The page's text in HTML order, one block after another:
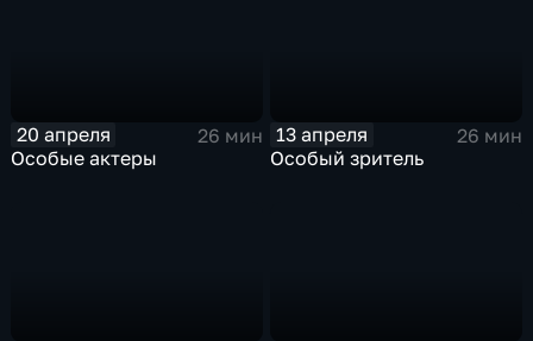
20 апреля
26 мин
Особые актеры
13 апреля
26 мин
Особый зритель